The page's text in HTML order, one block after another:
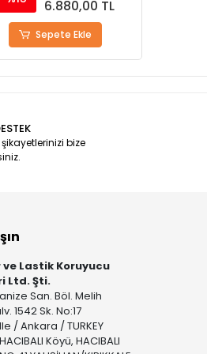
6.880,00 TL
Sepete Ekle
bize
ve Lastik Koruyucu
Ltd. Şti.
San. Böl. Melih
1542 Sk. No:17
/ Ankara / TURKEY
HACIBALI Köyü, HACIBALI